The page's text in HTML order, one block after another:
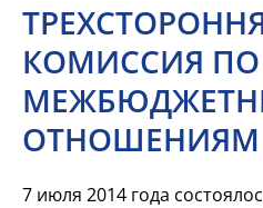
КОМИССИЯ ПО
ОТНОШЕНИЯМ
7 июля 2014 года